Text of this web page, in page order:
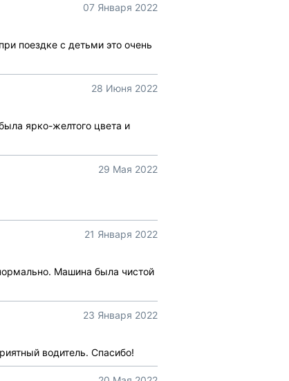
07 Января 2022
поездке с детьми это очень
28 Июня 2022
ярко-желтого цвета и
29 Мая 2022
21 Января 2022
Машина была чистой
23 Января 2022
водитель. Спасибо!